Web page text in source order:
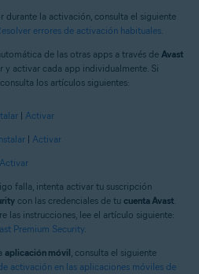
durante la activación, consulta el siguiente
errores de activación habituales.
de las otras apps a través de Avast
y activar cada app individualmente. Si
los artículos siguientes:
| Activar
| Activar
Activar
falla, intenta activar tu suscripción
con las credenciales de tu cuenta Avast.
las instrucciones, lee el artículo siguiente:
Premium Security.
aplicación móvil, consulta el siguiente
activación en las aplicaciones móviles de